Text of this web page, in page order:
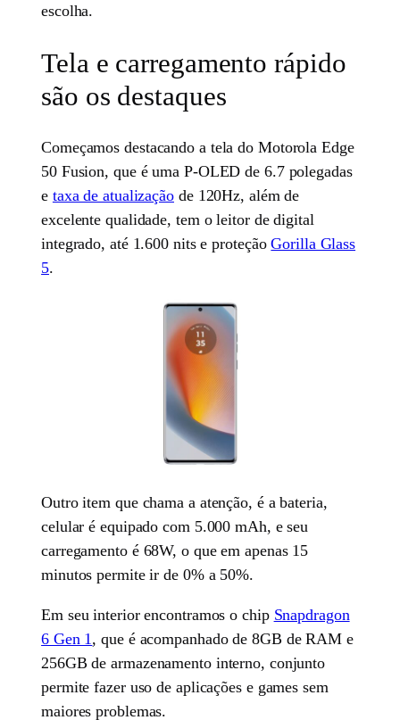
escolha.
Tela e carregamento rápido
são os destaques
Começamos destacando a tela do Motorola Edge
50 Fusion, que é uma P-OLED de 6.7 polegadas
e taxa de atualização de 120Hz, além de
excelente qualidade, tem o leitor de digital
integrado, até 1.600 nits e proteçãoGorilla Glass
5.
Outro item que chama a atenção, é a bateria,
celular é equipado com 5.000 mAh, e seu
carregamento é 68W, o que em apenas 15
minutos permite ir de 0% a 50%.
Em seu interior encontramos o chip Snapdragon
6 Gen 1 , que é acompanhado de 8GB de RAM e
256GB de armazenamento interno, conjunto
permite fazer uso de aplicações e games sem
maiores problemas.